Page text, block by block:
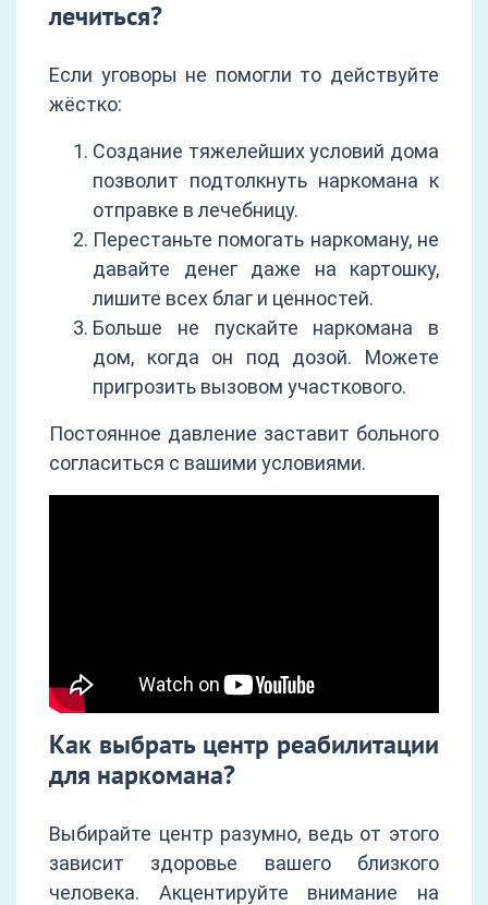
лечиться?
Если уговоры не помогли то действуйте
жёстко:
Создание тяжелейших условий дома
позволит подтолкнуть наркомана к
отправке в лечебницу.
Перестаньте помогать наркоману, не
давайте денег даже на картошку,
лишите всех благ и ценностей.
Больше не пускайте наркомана в
дом, когда он под дозой. Можете
пригрозить вызовом участкового.
Постоянное давление заставит больного
согласиться с вашими условиями.
Как выбрать центр реабилитации
для наркомана?
Выбирайте центр разумно, ведь от этого
зависит здоровье вашего близкого
человека. Акцентируйте внимание на